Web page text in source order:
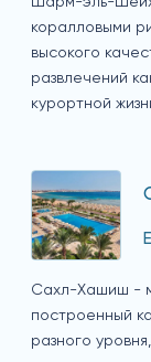
коралловыми
высокого
развлечений
курортной
Сахл-Хашиш -
построенный
разного